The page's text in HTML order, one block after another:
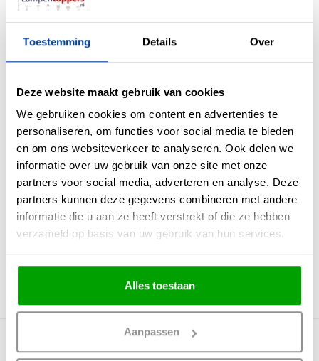
Toestemming Details Over
Deze website maakt gebruik van cookies
We gebruiken cookies om content en advertenties te
personaliseren, om functies voor social media te bieden
en om ons websiteverkeer te analyseren. Ook delen we
informatie over uw gebruik van onze site met onze
partners voor social media, adverteren en analyse. Deze
partners kunnen deze gegevens combineren met andere
informatie die u aan ze heeft verstrekt of die ze hebben
verzameld op basis van uw gebruik van hun services.
Alles toestaan
Aanpassen
Kleur
Incl. lichtbron Nee
Energielabel
Lichtsterkte
IP waarde Geen IP waarde
Dimbaar Ja
Nee
Meer producten uit deze serie